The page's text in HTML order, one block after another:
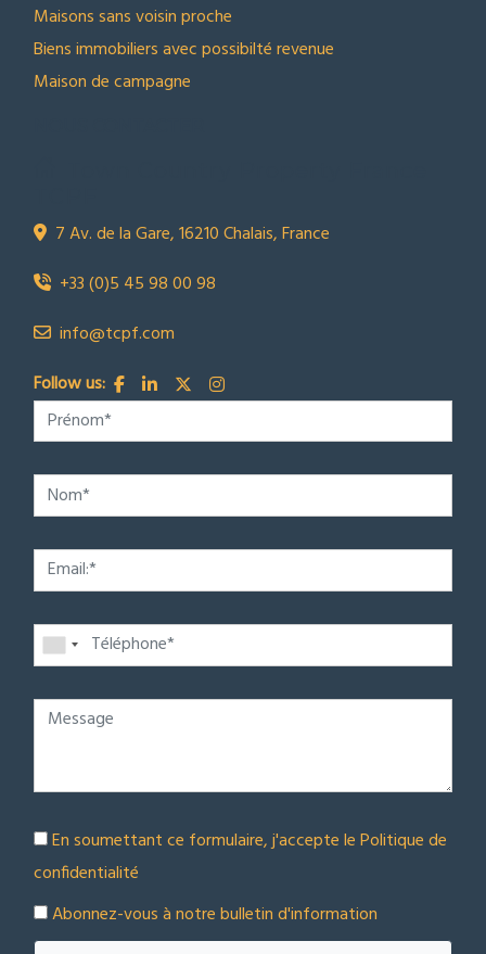
Maisons sans voisin proche
Biens immobiliers avec possibilté revenue
Maison de campagne
7 Av. de la Gare, 16210 Chalais, France
+33 (0)5 45 98 00 98
info@tcpf.com
Follow us:
En soumettant ce formulaire, j'accepte lePolitique de
confidentialité
Abonnez-vous à notre bulletin d'information